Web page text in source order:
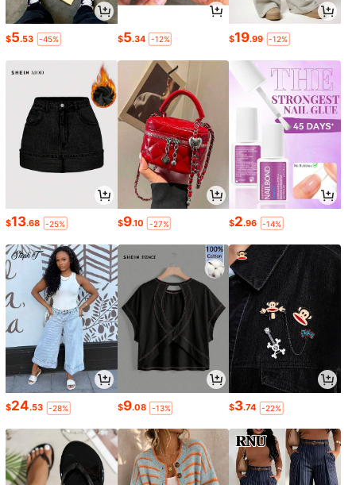
$5.53 -45% $5.34 -12% $19.99 -12%
$13.68 -25% $9.10 -27% $2.96 -14%
$24.53 -28% $9.08 -13% $3.74 -22%